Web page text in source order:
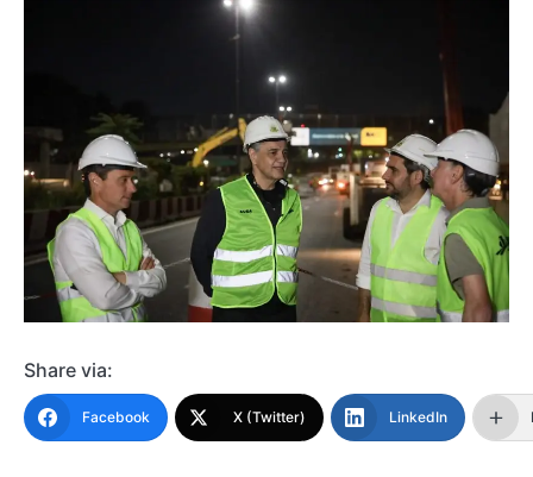
Share via:
Facebook X (Twitter) LinkedIn